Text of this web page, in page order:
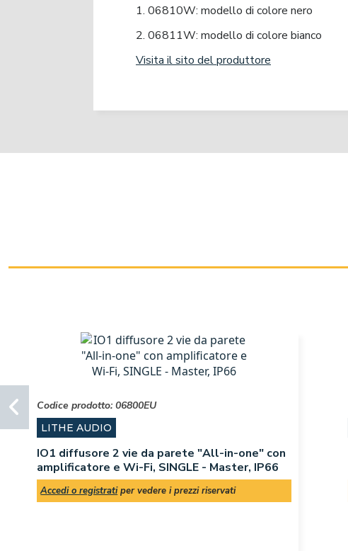
1. 06810W: modello di colore nero
2. 06811W: modello di colore bianco
Visita il sito del produttore
Codice prodotto:06800EU
LITHE AUDIO
IO1 diffusore 2 vie da parete "All-in-one" con
amplificatore e Wi-Fi, SINGLE - Master, IP66
Accedi o registratiper vedere i prezzi riservati